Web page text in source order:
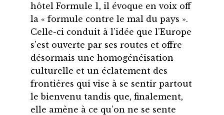
hôtel Formule 1, il évoque en voix off
la « formule contre le mal du pays ».
Celle-ci conduit à l’idée que l’Europe
s’est ouverte par ses routes et offre
désormais une homogénéisation
culturelle et un éclatement des
frontières qui vise à se sentir partout
le bienvenu tandis que, finalement,
elle amène à ce qu’on ne se sente